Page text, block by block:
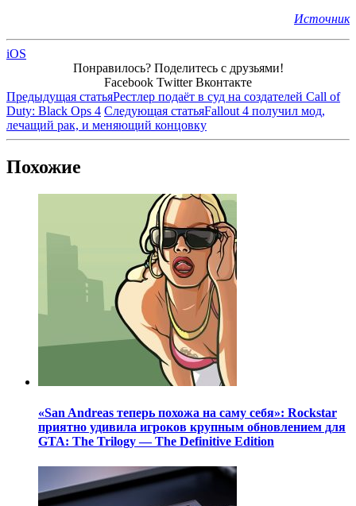
Источник
iOS
Понравилось? Поделитесь с друзьями!
Facebook Twitter Вконтакте
Предыдущая статьяРестлер подаёт в суд на создателей Call of
Duty: Black Ops 4 Следующая статьяFallout 4 получил мод,
лечащий рак, и меняющий концовку
Похожие
«San Andreas теперь похожа на саму себя»: Rockstar
приятно удивила игроков крупным обновлением для
GTA: The Trilogy — The Definitive Edition